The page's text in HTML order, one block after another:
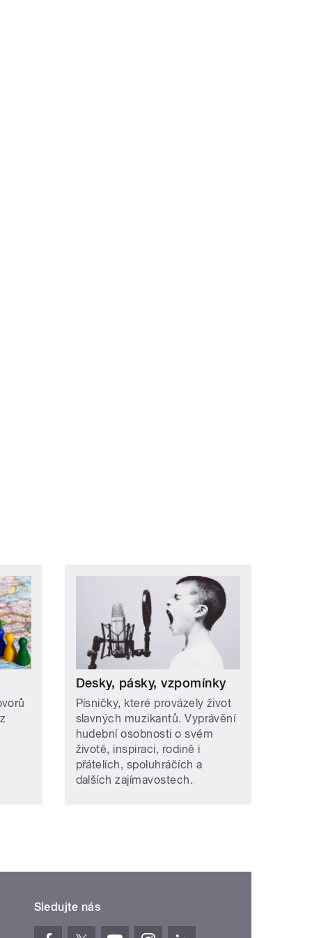
Desky, pásky, vzpomínky
Písničky, které provázely život
slavných muzikantů. Vyprávění
hudební osobnosti o svém
životě, inspiraci, rodině i
přátelích, spoluhráčích a
dalších zajímavostech.
Sledujte nás